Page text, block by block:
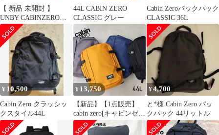
【 新品 未開封 】
UNBY CABINZERO
CABINZERO CZ-
062408 未使用 送料無料
44L CABIN ZERO
CLASSIC グレー
Cabin Zeroバックパック
CLASSIC 36L
¥ 10,500
Cabin Zero クラッシッ
クスタイル44L
¥ 13,750
【新品】【1点販売】
cabin zero[キャビンゼ
ロ] CLASSIC 44L【全4
色】
¥4,700
と*様 Cabin Zero バッ
クパック 44リットル